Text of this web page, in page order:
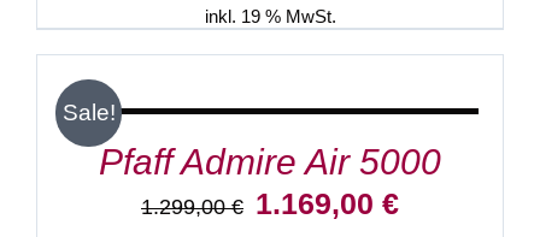
inkl. 19 % MwSt.
Sale!
IN
Pfaff Admire Air 5000
1.299,00€ Ursprünglicher
1.169,00 €Aktueller